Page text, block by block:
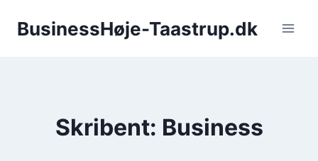
BusinessHøje-Taastrup.dk
Skribent: Business